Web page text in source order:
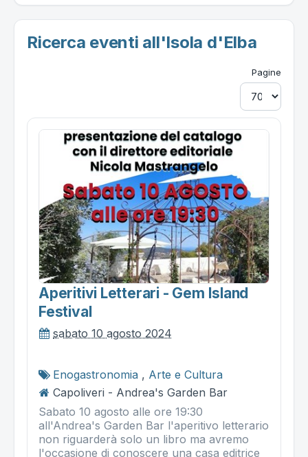
Ricerca eventi all'Isola d'Elba
Pagine
Aperitivi Letterari - Gem Island
Festival
sabato 10 agosto 2024
Enogastronomia , Arte e Cultura
Capoliveri - Andrea's Garden Bar
Sabato 10 agosto alle ore 19:30
all'Andrea's Garden Bar l'aperitivo letterario
non riguarderà solo un libro ma avremo
l'occasione di conoscere una casa editrice